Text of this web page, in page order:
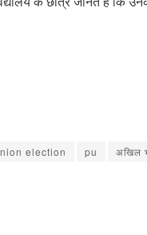
election pu
अखिल